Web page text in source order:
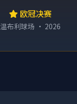
欧冠决赛
温布利球场 · 2026